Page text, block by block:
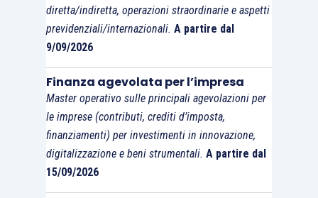
diretta/indiretta, operazioni straordinarie e aspetti
previdenziali/internazionali. A partire dal
9/09/2026
Finanza agevolata per l’impresa
Master operativo sulle principali agevolazioni per
le imprese (contributi, crediti d’imposta,
finanziamenti) per investimenti in innovazione,
digitalizzazione e beni strumentali. A partire dal
15/09/2026